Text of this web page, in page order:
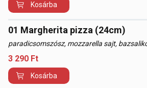
Kosárba
01 Margherita pizza (24cm)
paradicsomszósz, mozzarella sajt,
3 290 Ft
Kosárba